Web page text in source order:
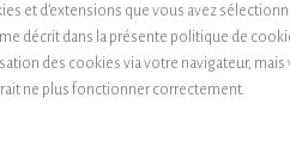
et d’extensions que vous avez
décrit dans la présente politique de
des cookies via votre navigateur,
ne plus fonctionner correctement.